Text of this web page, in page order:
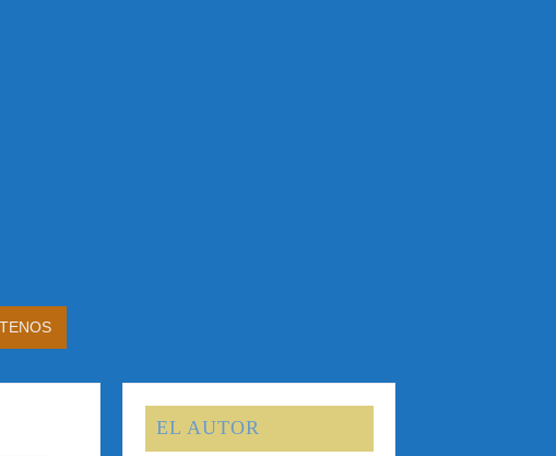
EL AUTOR